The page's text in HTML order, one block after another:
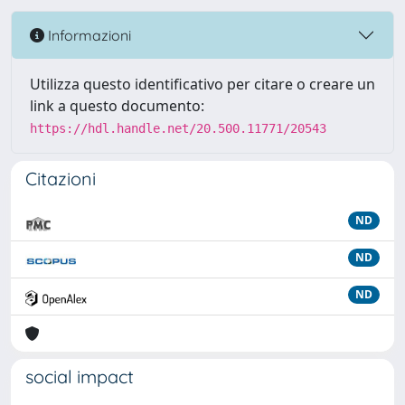
Informazioni
Utilizza questo identificativo per citare o creare un
link a questo documento:
https://hdl.handle.net/20.500.11771/20543
Citazioni
ND
ND
ND
social impact